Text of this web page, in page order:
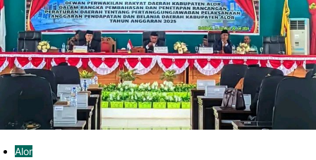
Alor